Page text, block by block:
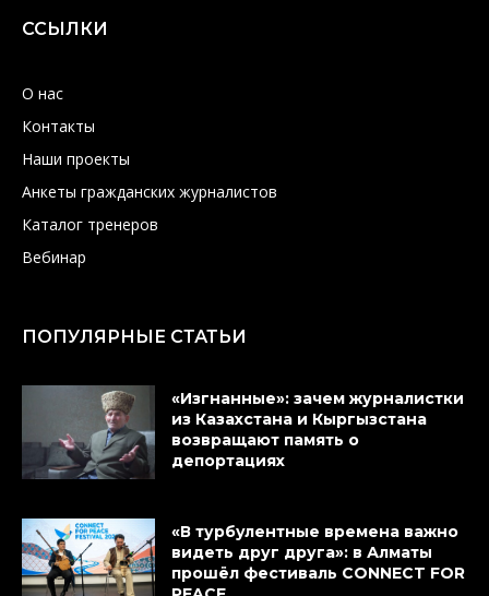
ССЫЛКИ
О нас
Контакты
Наши проекты
Анкеты гражданских журналистов
Каталог тренеров
Вебинар
ПОПУЛЯРНЫЕ СТАТЬИ
«Изгнанные»: зачем журналистки
из Казахстана и Кыргызстана
возвращают память о
депортациях
«В турбулентные времена важно
видеть друг друга»: в Алматы
прошёл фестиваль CONNECT FOR